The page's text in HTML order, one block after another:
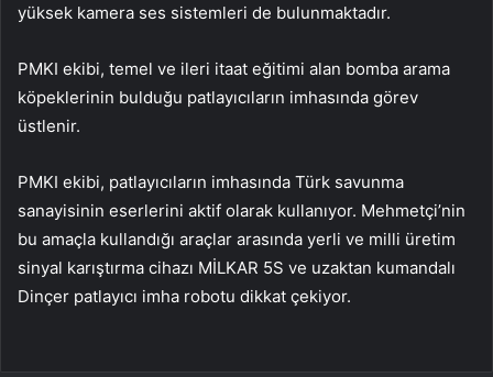
yüksek kamera ses sistemleri de bulunmaktadır.
PMKI ekibi, temel ve ileri itaat eğitimi alan bomba arama
köpeklerinin bulduğu patlayıcıların imhasında görev
üstlenir.
PMKI ekibi, patlayıcıların imhasında Türk savunma
sanayisinin eserlerini aktif olarak kullanıyor. Mehmetçi’nin
bu amaçla kullandığı araçlar arasında yerli ve milli üretim
sinyal karıştırma cihazı MİLKAR 5S ve uzaktan kumandalı
Dinçer patlayıcı imha robotu dikkat çekiyor.